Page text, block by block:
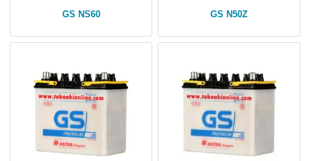
GS NS60 GS N50Z